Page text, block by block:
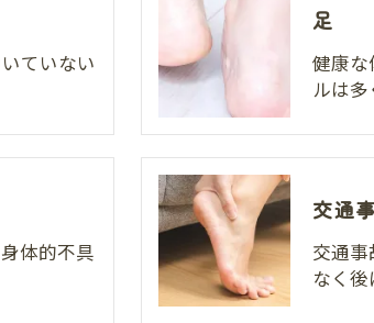
ていない
足
健康
ルは
体的不具
交通
交通
なく